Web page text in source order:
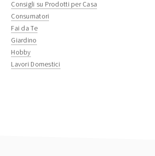
Consigli su Prodotti per Casa
Consumatori
Fai da Te
Giardino
Hobby
Lavori Domestici